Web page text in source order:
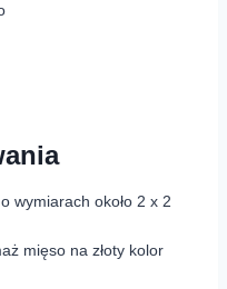
wymiarach około 2 x 2
mięso na złoty kolor